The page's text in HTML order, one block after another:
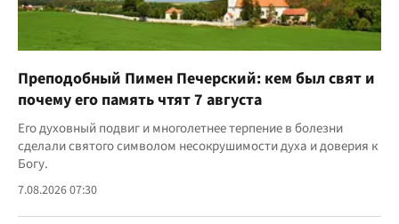
Преподобный Пимен Печерский: кем был свят и
почему его память чтят 7 августа
Его духовный подвиг и многолетнее терпение в болезни
сделали святого символом несокрушимости духа и доверия к
Богу.
7.08.2026 07:30